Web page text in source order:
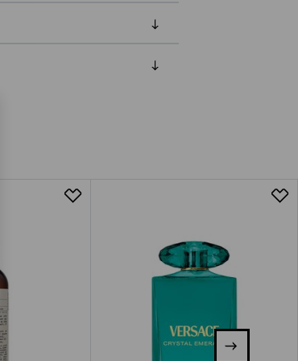
pakendis toodete puhul
originaalpakendis.